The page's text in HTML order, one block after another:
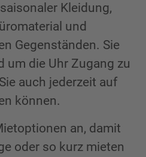
Kleidung,
und
Gegenständen. Sie
um die Uhr Zugang zu
auch jederzeit auf
können.
an, damit
oder so kurz mieten